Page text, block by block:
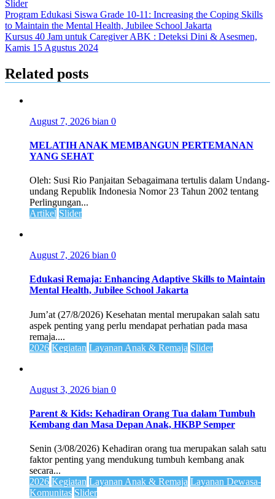
Slider
Post
navigation
Program Edukasi Siswa Grade 10-11: Increasing the Coping Skills
to Maintain the Mental Health, Jubilee School Jakarta
Kursus 40 Jam untuk Caregiver ABK : Deteksi Dini & Asesmen,
Kamis 15 Agustus 2024
Related posts
August 7, 2026 bian 0
MELATIH ANAK MEMBANGUN PERTEMANAN
YANG SEHAT
Oleh: Susi Rio Panjaitan Sebagaimana tertulis dalam Undang-
undang Republik Indonesia Nomor 23 Tahun 2002 tentang
Perlingungan...
Artikel Slider
August 7, 2026 bian 0
Edukasi Remaja: Enhancing Adaptive Skills to Maintain
Mental Health, Jubilee School Jakarta
Jum’at (27/8/2026) Kesehatan mental merupakan salah satu
aspek penting yang perlu mendapat perhatian pada masa
remaja....
2026 Kegiatan Layanan Anak & Remaja Slider
August 3, 2026 bian 0
Parent & Kids: Kehadiran Orang Tua dalam Tumbuh
Kembang dan Masa Depan Anak, HKBP Semper
Senin (3/08/2026) Kehadiran orang tua merupakan salah satu
faktor penting yang mendukung tumbuh kembang anak
secara...
2026 Kegiatan Layanan Anak & Remaja Layanan Dewasa-
Komunitas Slider